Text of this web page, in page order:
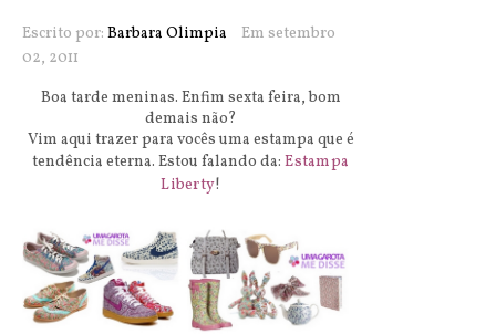
Escrito por: Barbara Olimpia
Em setembro
02, 2011
Boa tarde meninas. Enfim sexta feira, bom
demais não?
Vim aqui trazer para vocês uma estampa que é
tendência eterna. Estou falando da:Estampa
Liberty!